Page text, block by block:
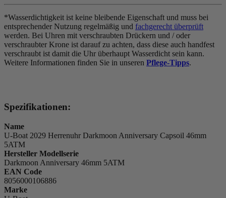
*Wasserdichtigkeit ist keine bleibende Eigenschaft und muss bei
entsprechender Nutzung regelmäßig und fachgerecht überprüft
werden. Bei Uhren mit verschraubten Drückern und / oder
verschraubter Krone ist darauf zu achten, dass diese auch handfest
verschraubt ist damit die Uhr überhaupt Wasserdicht sein kann.
Weitere Informationen finden Sie in unseren Pflege-Tipps.
Spezifikationen:
Name
U-Boat 2029 Herrenuhr Darkmoon Anniversary Capsoil 46mm
5ATM
Hersteller Modellserie
Darkmoon Anniversary 46mm 5ATM
EAN Code
8056000106886
Marke